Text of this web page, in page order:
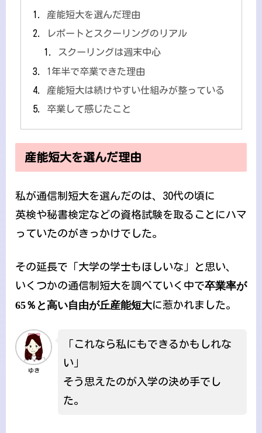
産能短大を選んだ理由
レポートとスクーリングのリアル
スクーリングは週末中心
1年半で卒業できた理由
産能短大は続けやすい仕組みが整っている
卒業して感じたこと
産能短大を選んだ理由
私が通信制短大を選んだのは、30代の頃に
英検や秘書検定などの資格試験を取ることにハマ
っていたのがきっかけでした。
その延長で「大学の学士もほしいな」と思い、
いくつかの通信制短大を調べていく中で卒業率が
65％と高い自由が丘産能短大に惹かれました。
ゆき
「これなら私にもできるかもしれな
い」
そう思えたのが入学の決め手でし
た。